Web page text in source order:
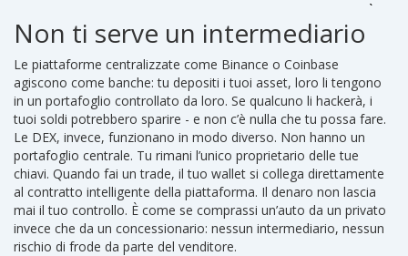
criptovalute senza mai consegnare le tue chiavi private? È
possibile, e lo fanno già milioni di persone su piattaforme
DEX hanno rappresentato il7,6% di tutto il volume di trading
cripto globale - quasi il doppio rispetto al 2023. Non è un
trend passeggero: è un cambiamento strutturale.
Non ti serve un intermediario
Le piattaforme centralizzate come Binance o Coinbase
agiscono come banche: tu depositi i tuoi asset, loro li tengono
in un portafoglio controllato da loro. Se qualcuno li hackerà, i
tuoi soldi potrebbero sparire - e non c’è nulla che tu possa fare.
Le DEX, invece, funzionano in modo diverso. Non hanno un
portafoglio centrale. Tu rimani l’unico proprietario delle tue
chiavi. Quando fai un trade, il tuo wallet si collega direttamente
al contratto intelligente della piattaforma. Il denaro non lascia
mai il tuo controllo. È come se comprassi un’auto da un privato
invece che da un concessionario: nessun intermediario, nessun
rischio di frode da parte del venditore.